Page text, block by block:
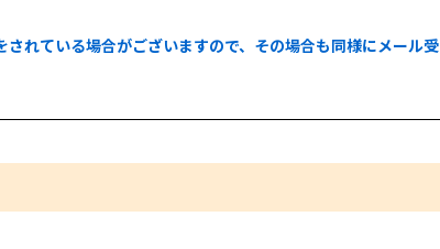
れている場合がございますので、その場合も同様にメール受